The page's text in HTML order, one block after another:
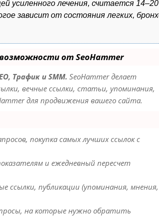
усиленного лечения, считается 14–20
зависит от состояния легких,
от SeoHammer
Трафик и SMM. SeoHammer делает
вечные ссылки, статьи, упоминания,
для продвижения вашего сайта.
покупка самых лучших ссылок с
и ежедневный пересчет
ссылки, публикации (упоминания, мнения,
на которые нужно обратить